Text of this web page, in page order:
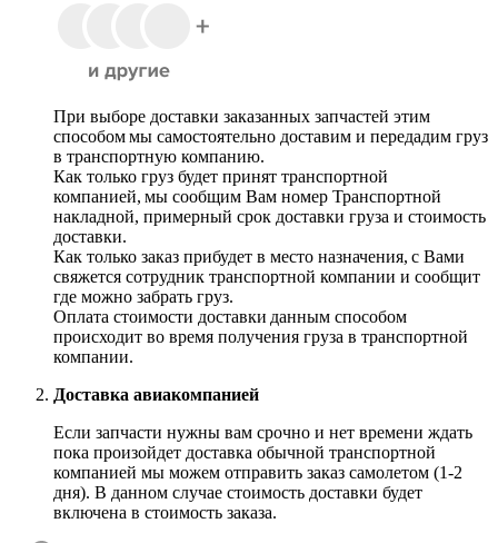
При выборе доставки заказанных запчастей этим
способом мы самостоятельно доставим и передадим груз
в транспортную компанию.
Как только груз будет принят транспортной
компанией, мы сообщим Вам номер Транспортной
накладной, примерный срок доставки груза и стоимость
доставки.
Как только заказ прибудет в место назначения, с Вами
свяжется сотрудник транспортной компании и сообщит
где можно забрать груз.
Оплата стоимости доставки данным способом
происходит во время получения груза в транспортной
компании.
Доставка авиакомпанией
Если запчасти нужны вам срочно и нет времени ждать
пока произойдет доставка обычной транспортной
компанией мы можем отправить заказ самолетом (1-2
дня). В данном случае стоимость доставки будет
включена в стоимость заказа.